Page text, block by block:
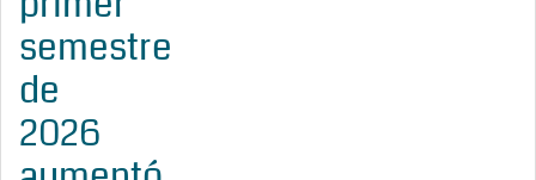
semestre
de
2026